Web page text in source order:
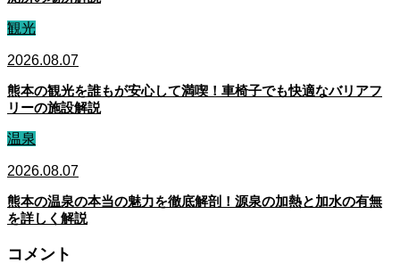
観光
2026.08.07
熊本の観光を誰もが安心して満喫！車椅子でも快適なバリアフ
リーの施設解説
温泉
2026.08.07
熊本の温泉の本当の魅力を徹底解剖！源泉の加熱と加水の有無
を詳しく解説
コメント